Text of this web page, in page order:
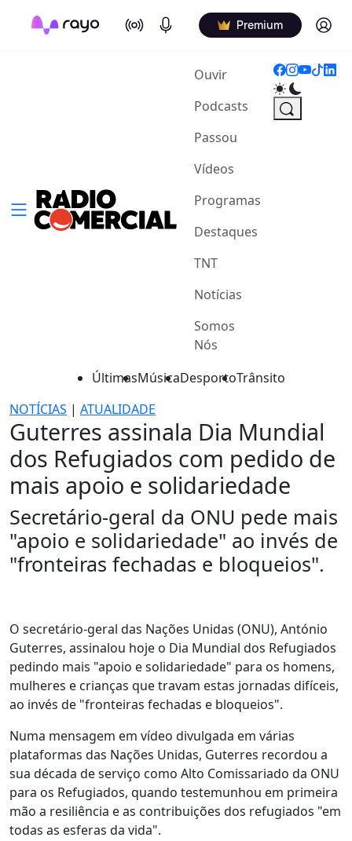
On Air Podcasts Premium Log in
Ouvir(current)
Podcasts
Passou
Vídeos
Programas
Destaques
TNT
Notícias
Somos
Nós
ÚltimasMúsicaDesportoTrânsito
NOTÍCIAS | ATUALIDADE
Guterres assinala Dia Mundial
dos Refugiados com pedido de
mais apoio e solidariedade
Secretário-geral da ONU pede mais
"apoio e solidariedade" ao invés de
"fronteiras fechadas e bloqueios".
O secretário-geral das Nações Unidas (ONU), António
Guterres, assinalou hoje o Dia Mundial dos Refugiados
pedindo mais "apoio e solidariedade" para os homens,
mulheres e crianças que travam estas jornadas difíceis,
ao invés de "fronteiras fechadas e bloqueios".
Numa mensagem em vídeo divulgada em várias
plataformas das Nações Unidas, Guterres recordou a
sua década de serviço como Alto Comissariado da ONU
para os Refugiados, quando testemunhou em primeira
mão a resiliência e as contribuições dos refugiados "em
todas as esferas da vida".